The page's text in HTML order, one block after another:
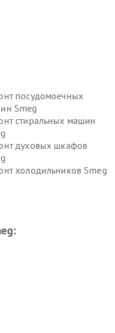
посудомоечных
Smeg
стиральных машин
духовых шкафов
холодильников Smeg